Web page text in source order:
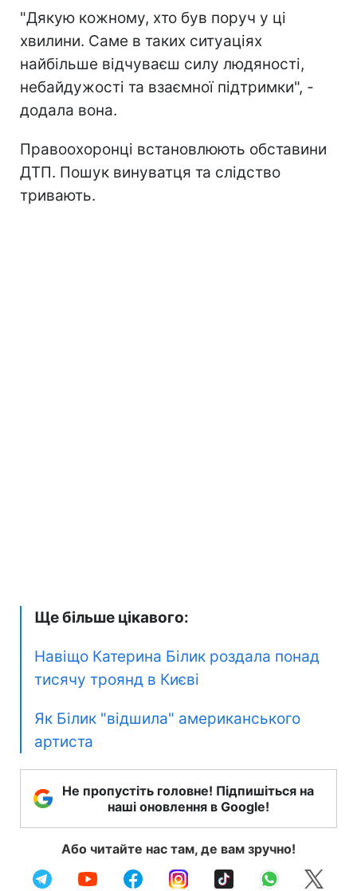
"Дякую кожному, хто був поруч у ці
хвилини. Саме в таких ситуаціях
найбільше відчуваєш силу людяності,
небайдужості та взаємної підтримки", -
додала вона.
Правоохоронці встановлюють обставини
ДТП. Пошук винуватця та слідство
тривають.
Ще більше цікавого:
Навіщо Катерина Білик роздала понад
тисячу троянд в Києві
Як Білик "відшила" американського
артиста
Не пропустіть головне! Підпишіться на
наші оновлення в Google!
Або читайте нас там, де вам зручно!